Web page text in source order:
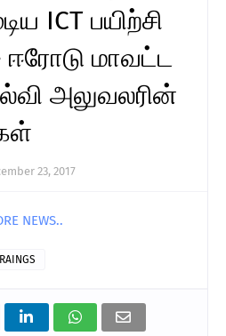
ICT பயிற்சி
மாவட்ட
அலுவலரின்
23, 2017
NEWS..